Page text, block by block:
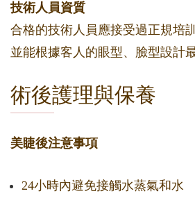
技術人員資質
合格的技術人員應接受過正規培
並能根據客人的眼型、臉型設計
術後護理與保養
美睫後注意事項
24小時內避免接觸水蒸氣和水